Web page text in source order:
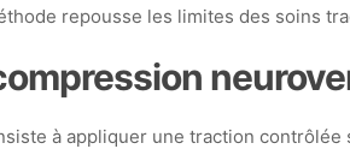
repousse les limites des soins
à appliquer une traction